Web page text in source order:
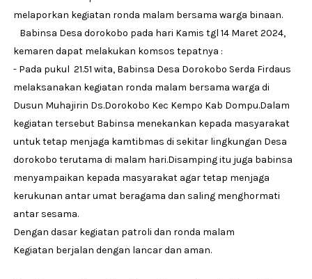
melaporkan kegiatan ronda malam bersama warga binaan.
Babinsa Desa dorokobo pada hari Kamis tgl 14 Maret 2024,
kemaren dapat melakukan komsos tepatnya :
- Pada pukul 21.51 wita, Babinsa Desa Dorokobo Serda Firdaus
melaksanakan kegiatan ronda malam bersama warga di
Dusun Muhajirin Ds.Dorokobo Kec Kempo Kab Dompu.Dalam
kegiatan tersebut Babinsa menekankan kepada masyarakat
untuk tetap menjaga kamtibmas di sekitar lingkungan Desa
dorokobo terutama di malam hari.Disamping itu juga babinsa
menyampaikan kepada masyarakat agar tetap menjaga
kerukunan antar umat beragama dan saling menghormati
antar sesama.
Dengan dasar kegiatan patroli dan ronda malam
Kegiatan berjalan dengan lancar dan aman.